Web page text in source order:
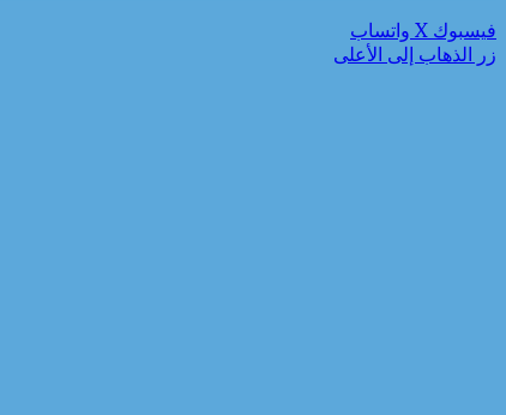
فيسبوك ‫X واتساب
زر الذهاب إلى الأعلى